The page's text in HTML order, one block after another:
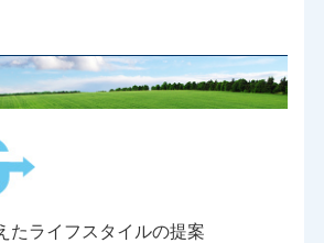
たライフスタイルの提案